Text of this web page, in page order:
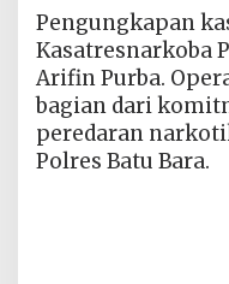
Pengungkapan
Kasatresnarkoba
Arifin Purba.
bagian dari
peredaran
Polres Batu Bara.